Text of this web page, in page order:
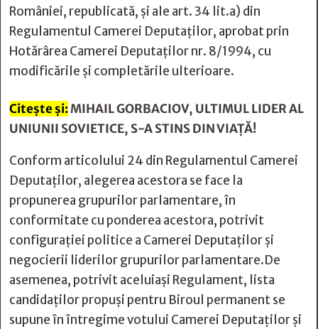
României, republicată, şi ale art. 34 lit.a) din
Regulamentul Camerei Deputaţilor, aprobat prin
Hotărârea Camerei Deputaţilor nr. 8/1994, cu
modificările şi completările ulterioare.
Citește și:MIHAIL GORBACIOV, ULTIMUL LIDER AL
UNIUNII SOVIETICE, S-A STINS DIN VIAȚĂ!
Conform articolului 24 din Regulamentul Camerei
Deputaţilor, alegerea acestora se face la
propunerea grupurilor parlamentare, în
conformitate cu ponderea acestora, potrivit
configuraţiei politice a Camerei Deputaţilor şi
negocierii liderilor grupurilor parlamentare.De
asemenea, potrivit aceluiaşi Regulament, lista
candidaţilor propuşi pentru Biroul permanent se
supune în întregime votului Camerei Deputaţilor şi